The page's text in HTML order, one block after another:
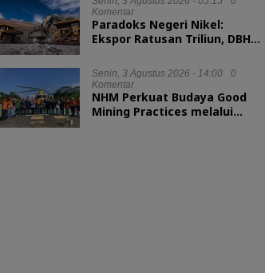
Komentar
Paradoks Negeri Nikel:
Ekspor Ratusan Triliun, DBH
Senin, 3 Agustus 2026 - 14:00
0
Komentar
NHM Perkuat Budaya Good
Mining Practices melalui